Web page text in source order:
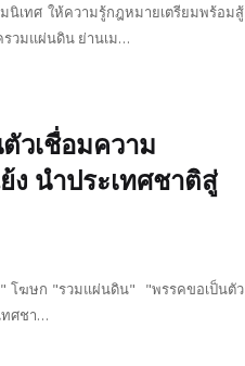
นิเทศ ให้ความรู้กฎหมายเตรียมพร้อมสู้
รวมแผ่นดิน ย่านเม…
วเชื่อมความ
นำประเทศชาติสู่
โฆษก "รวมแผ่นดิน" "พรรคขอเป็นตัว
ทศชา…